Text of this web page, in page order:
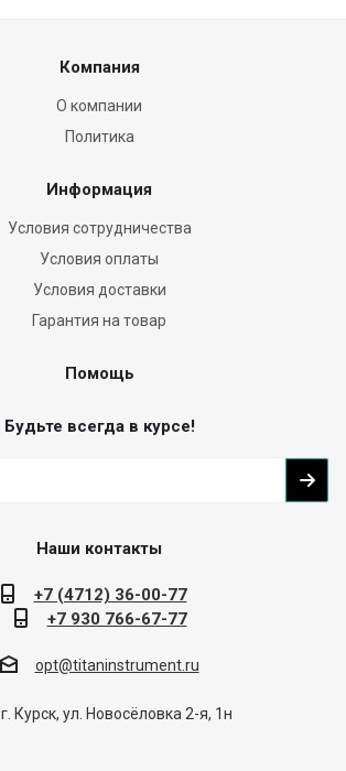
Компания
О компании
Политика
Информация
Условия сотрудничества
Условия оплаты
Условия доставки
Гарантия на товар
Помощь
Будьте всегда в курсе!
Наши контакты
+7 (4712) 36-00-77
+7 930 766-67-77
opt@titaninstrument.ru
г. Курск, ул. Новосёловка 2-я, 1н